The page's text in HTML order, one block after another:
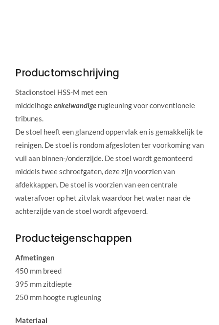
Productomschrijving
Stadionstoel HSS-M met een
middelhogeenkelwandigerugleuning voor conventionele
tribunes.
De stoel heeft een glanzend oppervlak en is gemakkelijk te
reinigen. De stoel is rondom afgesloten ter voorkoming van
vuil aan binnen-/onderzijde. De stoel wordt gemonteerd
middels twee schroefgaten, deze zijn voorzien van
afdekkappen. De stoel is voorzien van een centrale
waterafvoer op het zitvlak waardoor het water naar de
achterzijde van de stoel wordt afgevoerd.
Producteigenschappen
Afmetingen
450 mm breed
395 mm zitdiepte
250 mm hoogte rugleuning
Materiaal